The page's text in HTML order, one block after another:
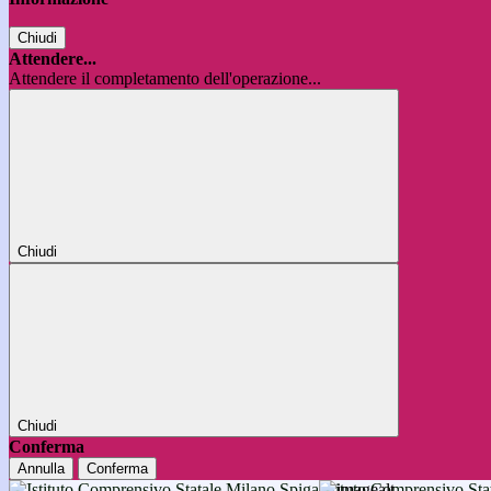
Chiudi
Attendere...
Attendere il completamento dell'operazione...
Chiudi
Chiudi
Conferma
Annulla Conferma